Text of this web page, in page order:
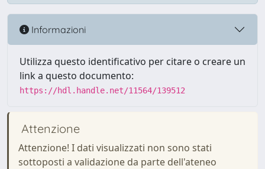
Informazioni
Utilizza questo identificativo per citare o creare un
link a questo documento:
https://hdl.handle.net/11564/139512
Attenzione
Attenzione! I dati visualizzati non sono stati
sottoposti a validazione da parte dell'ateneo